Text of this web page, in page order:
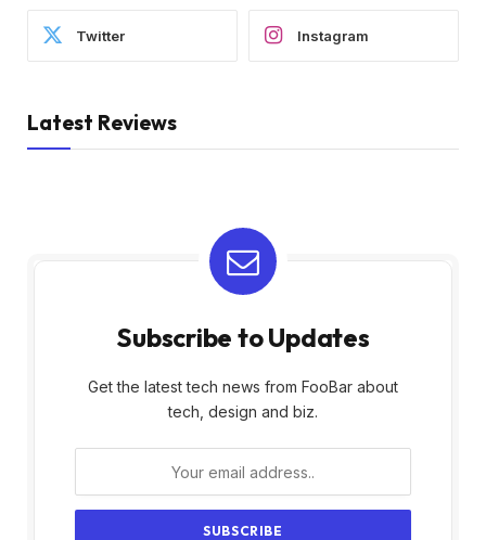
Twitter Instagram
Latest Reviews
Subscribe to Updates
Get the latest tech news from FooBar about
tech, design and biz.